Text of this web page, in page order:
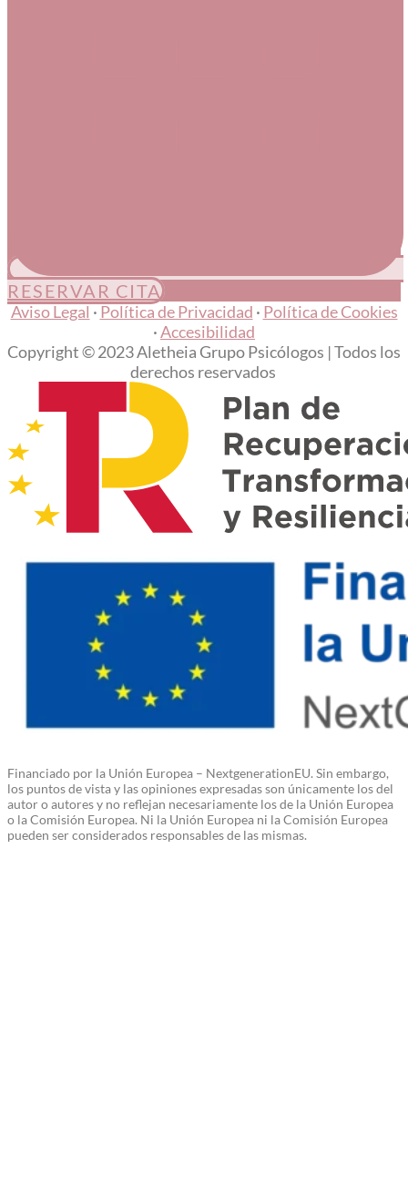
RESERVAR CITA
Aviso Legal · Política de Privacidad · Política de Cookies
·Accesibilidad
Copyright © 2023 Aletheia Grupo Psicólogos | Todos los
derechos reservados
Financiado por la Unión Europea – NextgenerationEU. Sin embargo,
los puntos de vista y las opiniones expresadas son únicamente los del
autor o autores y no reflejan necesariamente los de la Unión Europea
o la Comisión Europea. Ni la Unión Europea ni la Comisión Europea
pueden ser considerados responsables de las mismas.